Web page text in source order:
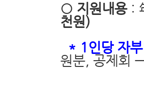
○ 지원내용:
천원)
* 1인당 자부
원분, 공제회